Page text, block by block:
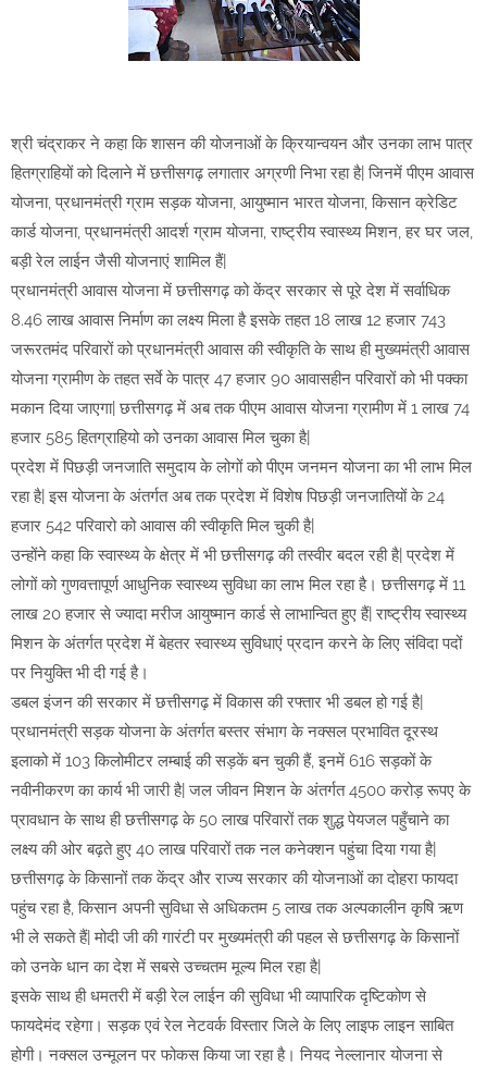
श्री चंद्राकर ने कहा कि शासन की योजनाओं के क्रियान्वयन और उनका लाभ पात्र
हितग्राहियों को दिलाने में छत्तीसगढ़ लगातार अग्रणी निभा रहा है| जिनमें पीएम आवास
योजना, प्रधानमंत्री ग्राम सड़क योजना, आयुष्मान भारत योजना, किसान क्रेडिट
कार्ड योजना, प्रधानमंत्री आदर्श ग्राम योजना, राष्ट्रीय स्वास्थ्य मिशन, हर घर जल,
बड़ी रेल लाईन जैसी योजनाएं शामिल हैं|
प्रधानमंत्री आवास योजना में छत्तीसगढ़ को केंद्र सरकार से पूरे देश में सर्वाधिक
8.46 लाख आवास निर्माण का लक्ष्य मिला है इसके तहत 18 लाख 12 हजार 743
जरूरतमंद परिवारों को प्रधानमंत्री आवास की स्वीकृति के साथ ही मुख्यमंत्री आवास
योजना ग्रामीण के तहत सर्वे के पात्र 47 हजार 90 आवासहीन परिवारों को भी पक्का
मकान दिया जाएगा| छत्तीसगढ़ में अब तक पीएम आवास योजना ग्रामीण में 1 लाख 74
हजार 585 हितग्राहियो को उनका आवास मिल चुका है|
प्रदेश में पिछड़ी जनजाति समुदाय के लोगों को पीएम जनमन योजना का भी लाभ मिल
रहा है| इस योजना के अंतर्गत अब तक प्रदेश में विशेष पिछड़ी जनजातियों के 24
हजार 542 परिवारो को आवास की स्वीकृति मिल चुकी है|
उन्होंने कहा कि स्वास्थ्य के क्षेत्र में भी छत्तीसगढ़ की तस्वीर बदल रही है| प्रदेश में
लोगों को गुणवत्तापूर्ण आधुनिक स्वास्थ्य सुविधा का लाभ मिल रहा है। छत्तीसगढ़ में 11
लाख 20 हजार से ज्यादा मरीज आयुष्मान कार्ड से लाभान्वित हुए हैं| राष्ट्रीय स्वास्थ्य
मिशन के अंतर्गत प्रदेश में बेहतर स्वास्थ्य सुविधाएं प्रदान करने के लिए संविदा पदों
पर नियुक्ति भी दी गई है।
डबल इंजन की सरकार में छत्तीसगढ़ में विकास की रफ्तार भी डबल हो गई है|
प्रधानमंत्री सड़क योजना के अंतर्गत बस्तर संभाग के नक्सल प्रभावित दूरस्थ
इलाको में 103 किलोमीटर लम्बाई की सड़कें बन चुकी हैं, इनमें 616 सड़कों के
नवीनीकरण का कार्य भी जारी है| जल जीवन मिशन के अंतर्गत 4500 करोड़ रूपए के
प्रावधान के साथ ही छत्तीसगढ़ के 50 लाख परिवारों तक शुद्ध पेयजल पहुँचाने का
लक्ष्य की ओर बढ़ते हुए 40 लाख परिवारों तक नल कनेक्शन पहुंचा दिया गया है|
छत्तीसगढ़ के किसानों तक केंद्र और राज्य सरकार की योजनाओं का दोहरा फायदा
पहुंच रहा है, किसान अपनी सुविधा से अधिकतम 5 लाख तक अल्पकालीन कृषि ऋण
भी ले सकते हैं| मोदी जी की गारंटी पर मुख्यमंत्री की पहल से छत्तीसगढ़ के किसानों
को उनके धान का देश में सबसे उच्चतम मूल्य मिल रहा है|
इसके साथ ही धमतरी में बड़ी रेल लाईन की सुविधा भी व्यापारिक दृष्टिकोण से
फायदेमंद रहेगा। सड़क एवं रेल नेटवर्क विस्तार जिले के लिए लाइफ लाइन साबित
होगी। नक्सल उन्मूलन पर फोकस किया जा रहा है। नियद नेल्लानार योजना से